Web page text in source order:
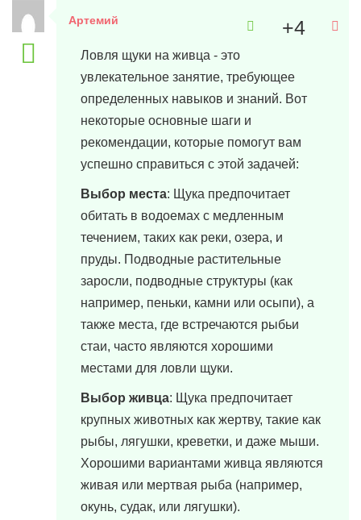
Артемий
Ловля щуки на живца - это
увлекательное занятие, требующее
определенных навыков и знаний. Вот
некоторые основные шаги и
рекомендации, которые помогут вам
успешно справиться с этой задачей:
Выбор места: Щука предпочитает
обитать в водоемах с медленным
течением, таких как реки, озера, и
пруды. Подводные растительные
заросли, подводные структуры (как
например, пеньки, камни или осыпи), а
также места, где встречаются рыбьи
стаи, часто являются хорошими
местами для ловли щуки.
Выбор живца: Щука предпочитает
крупных животных как жертву, такие как
рыбы, лягушки, креветки, и даже мыши.
Хорошими вариантами живца являются
живая или мертвая рыба (например,
окунь, судак, или лягушки).
+4